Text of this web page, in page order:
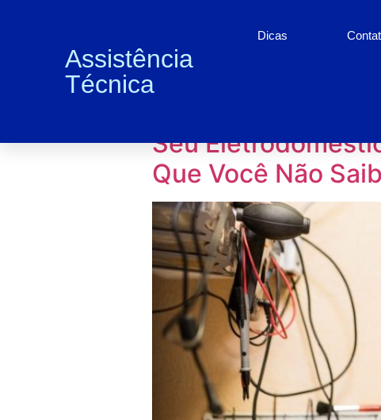
Assistência
Técnica
Dicas
Dia: 2 de
Seu
Que Você Não